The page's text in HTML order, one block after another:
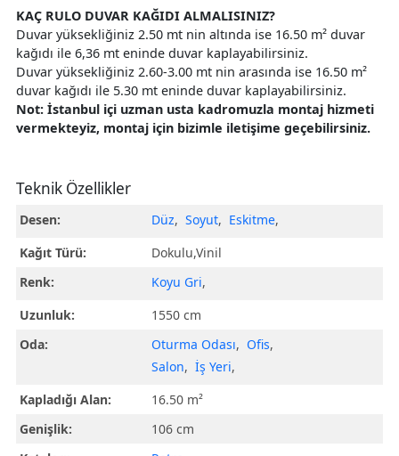
KAÇ RULO DUVAR KAĞIDI ALMALISINIZ?
Duvar yüksekliğiniz 2.50 mt nin altında ise 16.50 m² duvar
kağıdı ile 6,36 mt eninde duvar kaplayabilirsiniz.
Duvar yüksekliğiniz 2.60-3.00 mt nin arasında ise 16.50 m²
duvar kağıdı ile 5.30 mt eninde duvar kaplayabilirsiniz.
Not: İstanbul içi uzman usta kadromuzla montaj hizmeti
vermekteyiz, montaj için bizimle iletişime geçebilirsiniz.
Teknik Özellikler
Desen: Düz, Soyut, Eskitme,
Kağıt Türü:
Dokulu,Vinil
Renk:
Koyu Gri,
Uzunluk:
1550 cm
Oda:
Oturma Odası, Ofis,
Salon, İş Yeri,
Kapladığı Alan:
16.50 m²
Genişlik:
106 cm